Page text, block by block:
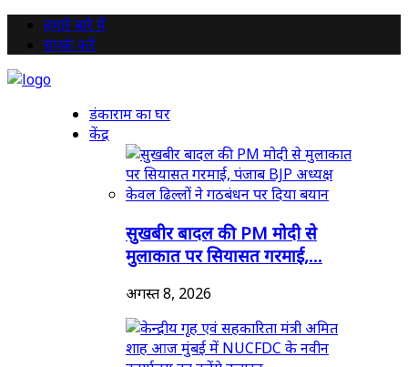
हमारे बारे में
संपर्क करें
डंकाराम का घर
केंद्र
सुखबीर बादल की PM मोदी से
मुलाकात पर सियासत गरमाई,...
अगस्त 8, 2026